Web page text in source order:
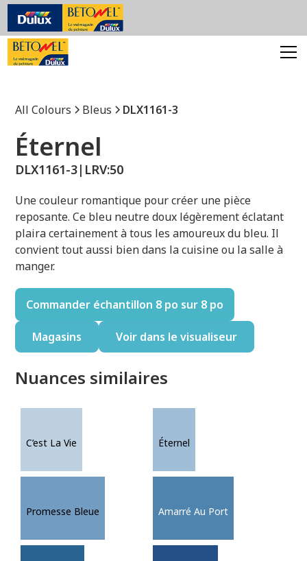
All Colours Bleus DLX1161-3
Éternel
DLX1161-3| LRV:50
Une couleur romantique pour créer une pièce
reposante. Ce bleu neutre doux légèrement éclatant
plaira certainement à tous les amoureux du bleu. Il
convient tout aussi bien dans la cuisine ou la salle à
manger.
Commander échantillon 8 po sur 8 po
Magasins Voir dans le visualiseur
Nuances similaires
C’est La Vie Éternel
Promesse Bleue Amarré Au Port